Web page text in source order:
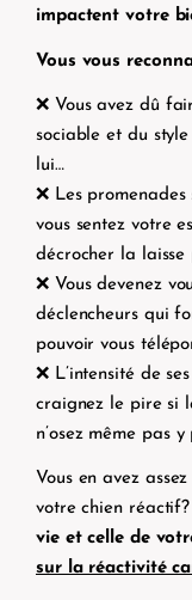
impactent votre
Vous vous
❌Vous avez dû
sociable et du
lui…
❌ Les
vous sentez votre
décrocher la laisse
❌Vous devenez
déclencheurs qui
pouvoir vous
❌L’intensité de
craignez le pire si
n’osez même pas y
Vous en avez
votre chien réactif?
vie et celle de
sur la réactivité